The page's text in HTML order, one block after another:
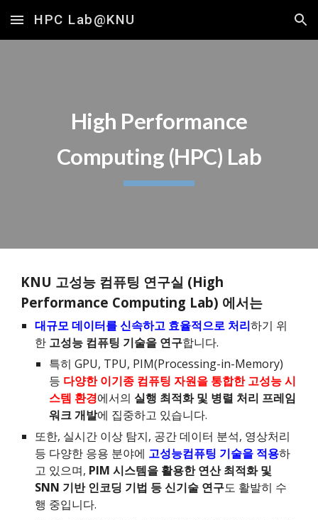
Skip to main content Skip to navigation
HPC Lab@KNU
High Performance
Computing (HPC) Lab
KNU 고성능 컴퓨팅 연구실 (High
Performance Computing Lab) 에서는
대규모 데이터를 신속하고 효율적으로 처리하기 위
한 고성능 컴퓨팅 기술을 연구합니다.
특히 GPU, TPU, PIM(Processing-in-Memory)
등 다양한 이기종 컴퓨팅 자원을 통합한 고성능 시
스템 환경에서의 실행 최적화 및 병렬 처리 프레임
워크 개발에 집중하고 있습니다.
또한, 실시간 이상 탐지, 공간 데이터 분석, 영상처리
등 다양한 응용 분야에 고성능컴퓨팅 기술을 적용하
고 있으며, PIM 시스템을 활용한 연산 최적화 및
SNN 기반 인코딩 기법 등 신기술 연구도 활발히 수
행 중입니다.